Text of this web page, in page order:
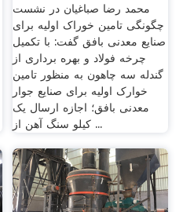
محمد رضا صباغیان در نشست
چگونگی تامین خوراک اولیه برای
صنایع معدنی بافق گفت: با تکمیل
چرخه فولاد و بهره برداری از
گندله سه چاهون به منظور تامین
خوارک اولیه برای صنایع جوار
معدنی بافق؛ اجازه ارسال یک
کیلو سنگ آهن از ...